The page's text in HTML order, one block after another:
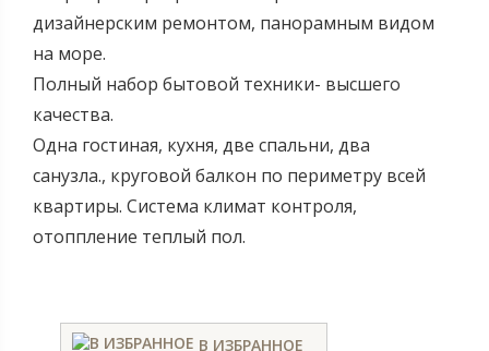
дизайнерским ремонтом, панорамным видом
на море.
Полный набор бытовой техники- высшего
качества.
Одна гостиная, кухня, две спальни, два
санузла., круговой балкон по периметру всей
квартиры. Система климат контроля,
отоппление теплый пол.
В ИЗБРАННОЕ